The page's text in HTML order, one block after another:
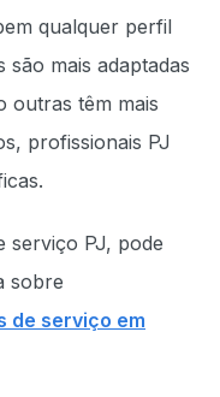
qualquer perfil
mais adaptadas
outras têm mais
profissionais PJ
serviço PJ, pode
sobre
de serviço em